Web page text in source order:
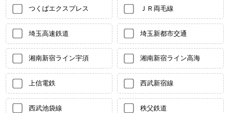
つくばエクスプレス ＪＲ両毛線
埼玉高速鉄道 埼玉新都市交通
湘南新宿ライン宇須 湘南新宿ライン高海
上信電鉄 西武新宿線
西武池袋線 秩父鉄道